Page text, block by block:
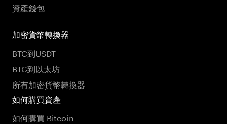
資產錢包
加密貨幣轉換器
BTC到USDT
BTC到以太坊
所有加密貨幣轉換器
如何購買資產
如何購買 Bitcoin